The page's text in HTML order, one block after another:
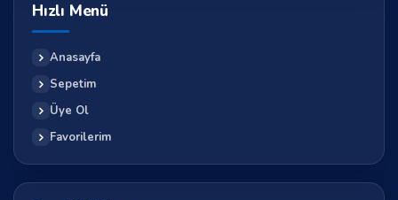
Hızlı Menü
Anasayfa
Sepetim
Üye Ol
Favorilerim